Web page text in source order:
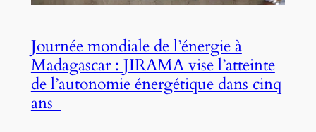
Journée mondiale de l’énergie à
Madagascar : JIRAMA vise l’atteinte
de l’autonomie énergétique dans cinq
ans